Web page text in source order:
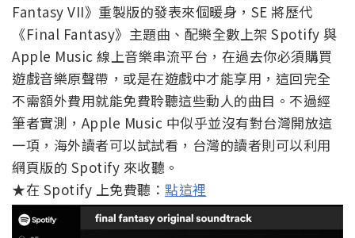
Fantasy VII》重製版的發表來個暖身，SE 將歷代
《Final Fantasy》主題曲、配樂全數上架 Spotify 與
Apple Music 線上音樂串流平台，在過去你必須購買
遊戲音樂原聲帶，或是在遊戲中才能享用，這回完全
不需額外費用就能免費聆聽這些動人的曲目。不過經
筆者實測，Apple Music 中似乎並沒有對台灣開放這
一項，海外讀者可以試試看，台灣的讀者則可以利用
網頁版的 Spotify 來收聽。
★在 Spotify 上免費聽： 點這裡